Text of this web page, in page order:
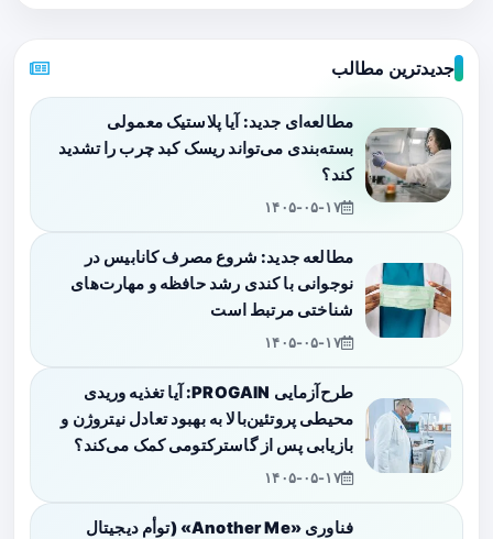
جدیدترین مطالب
مطالعه‌ای جدید: آیا پلاستیک معمولی
بسته‌بندی می‌تواند ریسک کبد چرب را تشدید
کند؟
۱۴۰۵-۰۵-۱۷
مطالعه جدید: شروع مصرف کانابیس در
نوجوانی با کندی رشد حافظه و مهارت‌های
شناختی مرتبط است
۱۴۰۵-۰۵-۱۷
طرح‌آزمایی PROGAIN: آیا تغذیه وریدی
محیطی پروتئین‌بالا به بهبود تعادل نیتروژن و
بازیابی پس از گاسترکتومی کمک می‌کند؟
۱۴۰۵-۰۵-۱۷
فناوری «Another Me» (توأم دیجیتال